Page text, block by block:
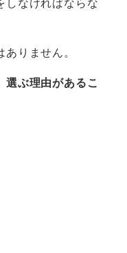
しなければならな
りません。
選ぶ理由があるこ